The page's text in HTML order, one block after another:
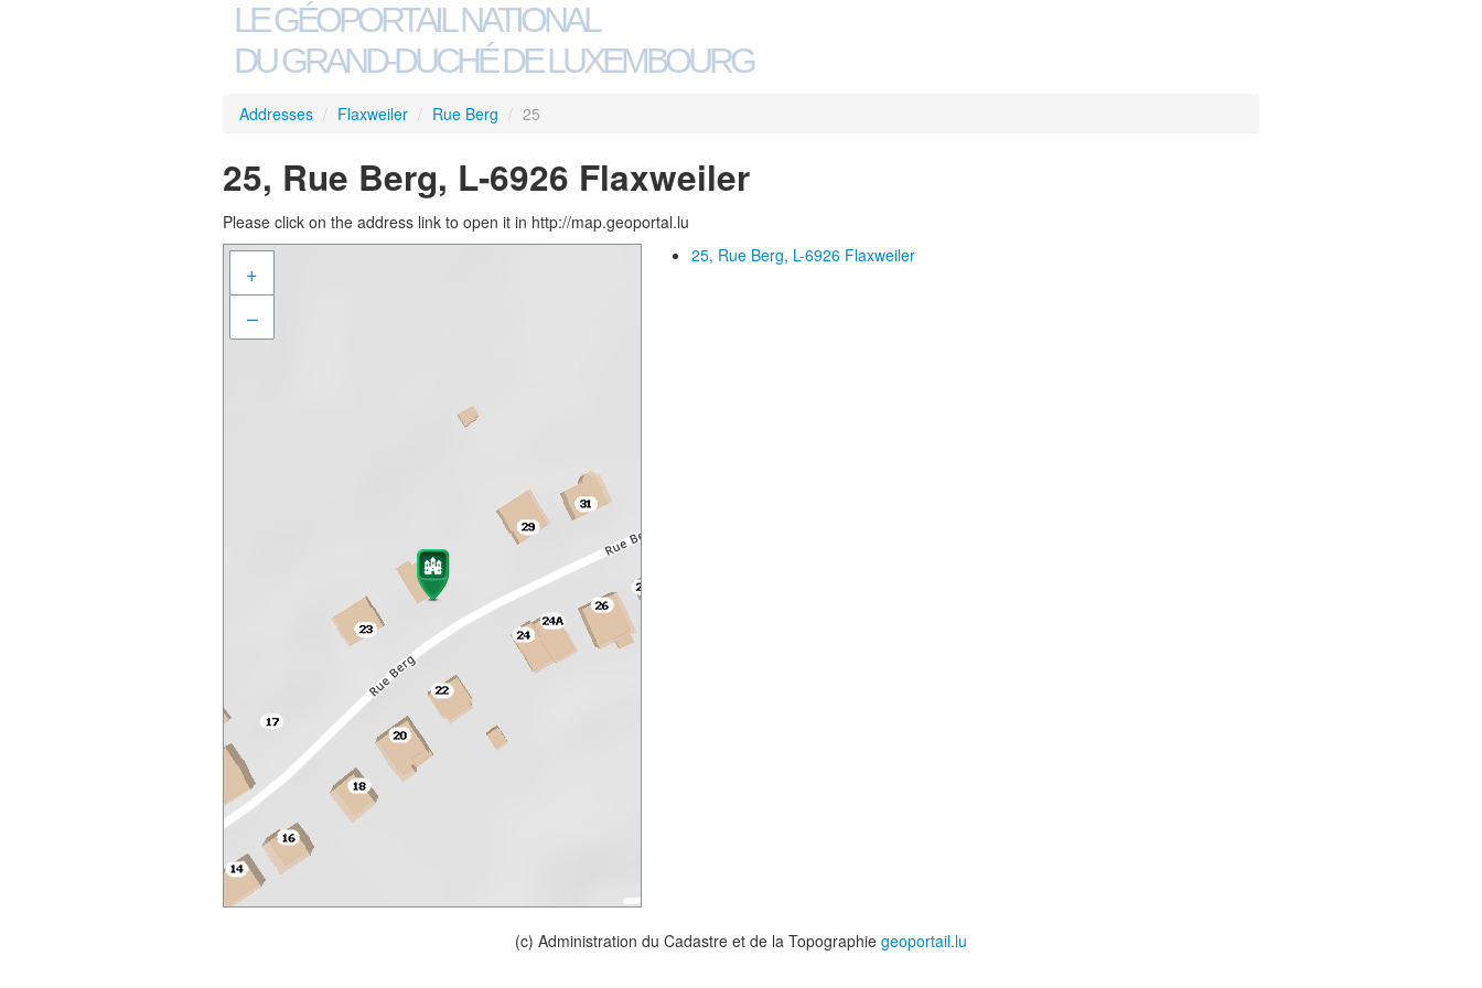
LE GÉOPORTAIL NATIONAL
DU GRAND-DUCHÉ DE LUXEMBOURG
Addresses / Flaxweiler / Rue Berg / 25
25, Rue Berg, L-6926 Flaxweiler
Please click on the address link to open it in http://map.geoportal.lu
+
–
25, Rue Berg, L-6926 Flaxweiler
(c) Administration du Cadastre et de la Topographie geoportail.lu